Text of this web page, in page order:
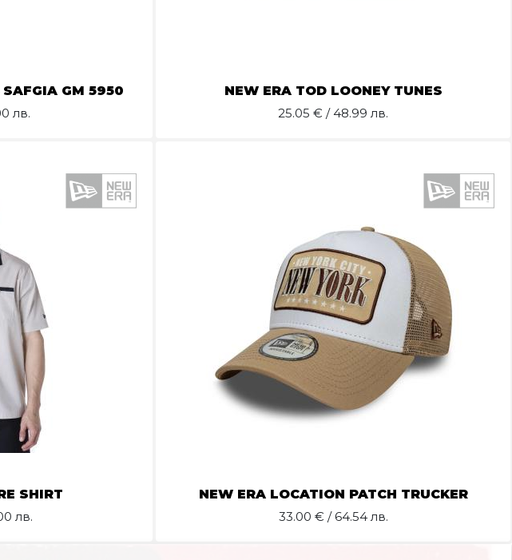
SAFGIA GM 5950
лв.
NEW ERA TOD LOONEY TUNES
25.05 € / 48.99 лв.
SHIRT
лв.
NEW ERA LOCATION PATCH TRUCKER
33.00 € / 64.54 лв.